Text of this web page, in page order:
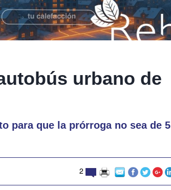
urbano de
para que la prórroga no sea de 5
2